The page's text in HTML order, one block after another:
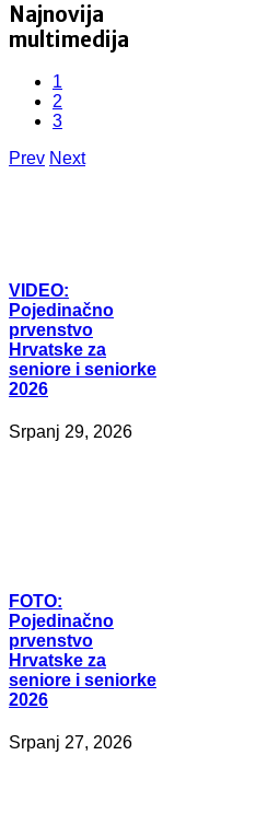
Najnovija
multimedija
1
2
3
Prev Next
VIDEO:
Pojedinačno
prvenstvo
Hrvatske za
seniore i seniorke
2026
Srpanj 29, 2026
FOTO:
Pojedinačno
prvenstvo
Hrvatske za
seniore i seniorke
2026
Srpanj 27, 2026